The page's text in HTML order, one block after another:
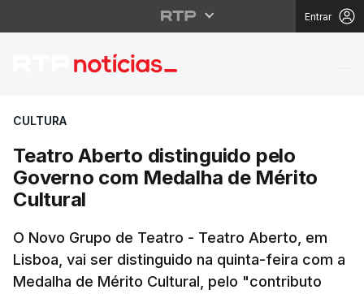
Entrar
Teatro Aberto
CULTURA
Teatro Aberto distinguido pelo
Governo com Medalha de Mérito
Cultural
O Novo Grupo de Teatro - Teatro Aberto, em
Lisboa, vai ser distinguido na quinta-feira com a
Medalha de Mérito Cultural, pelo "contributo